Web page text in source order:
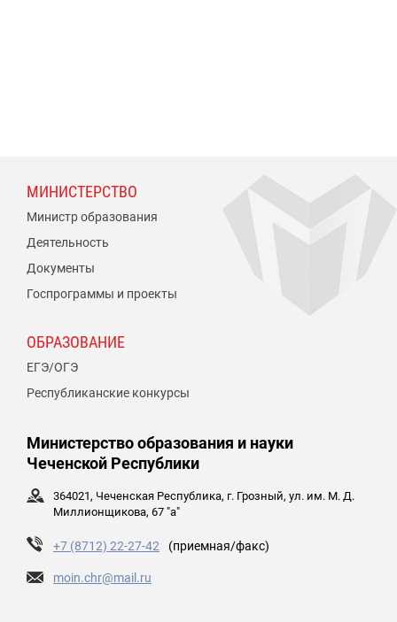
МИНИСТЕРСТВО
Министр образования
Деятельность
Документы
Госпрограммы и проекты
ОБРАЗОВАНИЕ
ЕГЭ/ОГЭ
Республиканские конкурсы
Министерство образования и науки
Чеченской Республики
364021, Чеченская Республика, г. Грозный, ул. им. М. Д.
Миллионщикова, 67 "а"
+7 (8712) 22-27-42 (приемная/факс)
moin.chr@mail.ru